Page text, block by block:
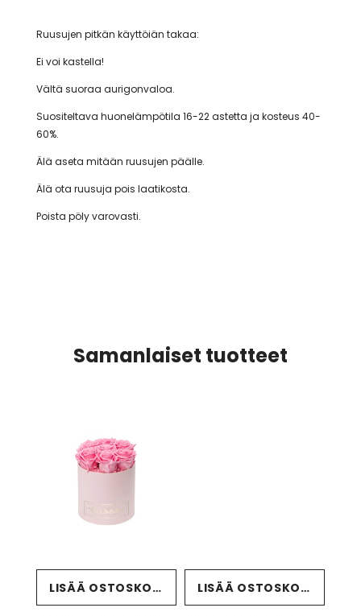
Ruusujen pitkän käyttöiän takaa:
Ei voi kastella!
Vältä suoraa aurigonvaloa.
Suositeltava huonelämpötila 16-22 astetta ja kosteus 40-
60%.
Älä aseta mitään ruusujen päälle.
Älä ota ruusuja pois laatikosta.
Poista pöly varovasti.
Samanlaiset tuotteet
LISÄÄ OSTOSKORIIN LISÄÄ OSTOSKORIIN